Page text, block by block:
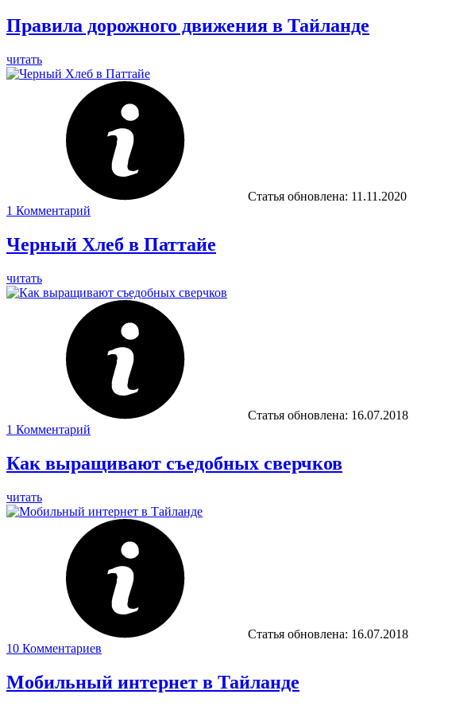
Правила дорожного движения в Тайланде
читать
Статья обновлена: 11.11.2020
1 Комментарий
Черный Хлеб в Паттайе
читать
Статья обновлена: 16.07.2018
1 Комментарий
Как выращивают съедобных сверчков
читать
Статья обновлена: 16.07.2018
10 Комментариев
Мобильный интернет в Тайланде